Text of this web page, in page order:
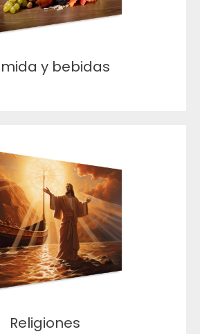
y bebidas
Religiones